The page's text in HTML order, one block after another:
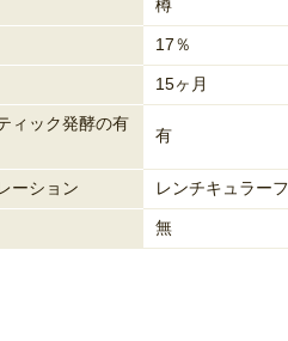
樽
17％
15ヶ月
ィック発酵の有
有
ーション レンチキュラー
無